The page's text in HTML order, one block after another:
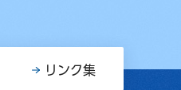
リンク集